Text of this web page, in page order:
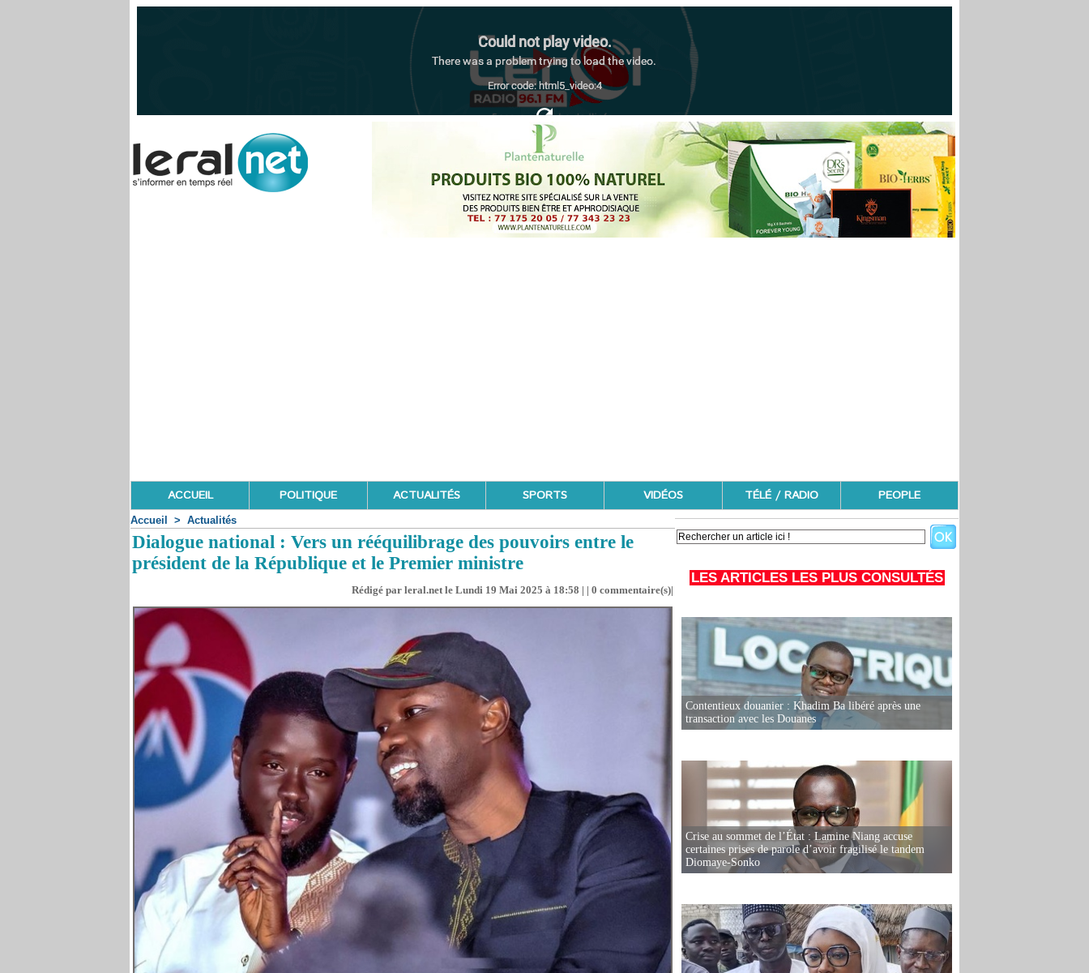
ACCUEIL POLITIQUE ACTUALITÉS SPORTS VIDÉOS TÉLÉ / RADIO PEOPLE
Accueil > Actualités
Dialogue national : Vers un rééquilibrage des pouvoirs entre le
président de la République et le Premier ministre
Rédigé par leral.net le Lundi 19 Mai 2025 à 18:58 | | 0 commentaire(s)|
LES ARTICLES LES PLUS CONSULTÉS
Contentieux douanier : Khadim Ba libéré après une
transaction avec les Douanes
Crise au sommet de l’État : Lamine Niang accuse
certaines prises de parole d’avoir fragilisé le tandem
Diomaye-Sonko